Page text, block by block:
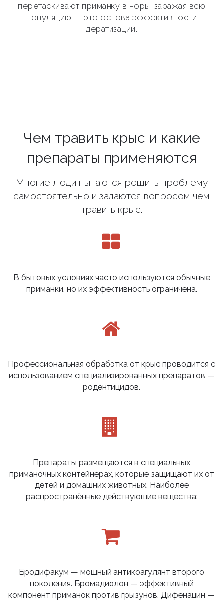
перетаскивают приманку в норы, заражая всю
популяцию — это основа эффективности
дератизации.
Чем травить крыс и какие
препараты применяются
Многие люди пытаются решить проблему
самостоятельно и задаются вопросом чем
травить крыс.
В бытовых условиях часто используются обычные
приманки, но их эффективность ограничена.
Профессиональная обработка от крыс проводится с
использованием специализированных препаратов —
родентицидов.
Препараты размещаются в специальных
приманочных контейнерах, которые защищают их от
детей и домашних животных. Наиболее
распространённые действующие вещества:
Бродифакум — мощный антикоагулянт второго
поколения. Бромадиолон — эффективный
компонент приманок против грызунов. Дифенацин —